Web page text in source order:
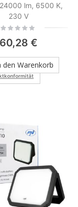
lm, 6500 K,
230 V
Rating:
60,28 €
den Warenkorb